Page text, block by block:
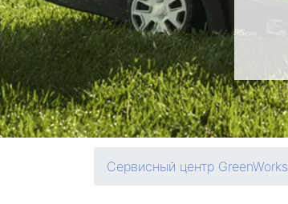
Сервисный центр GreenWorks